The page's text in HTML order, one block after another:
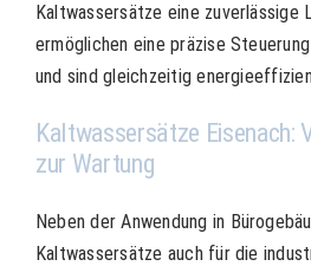
Kaltwassersätze eine zuverlässige
ermöglichen eine präzise
und sind gleichzeitig
Kaltwassersätze Eisenach:
zur Wartung
Neben der Anwendung in
Kaltwassersätze auch für die